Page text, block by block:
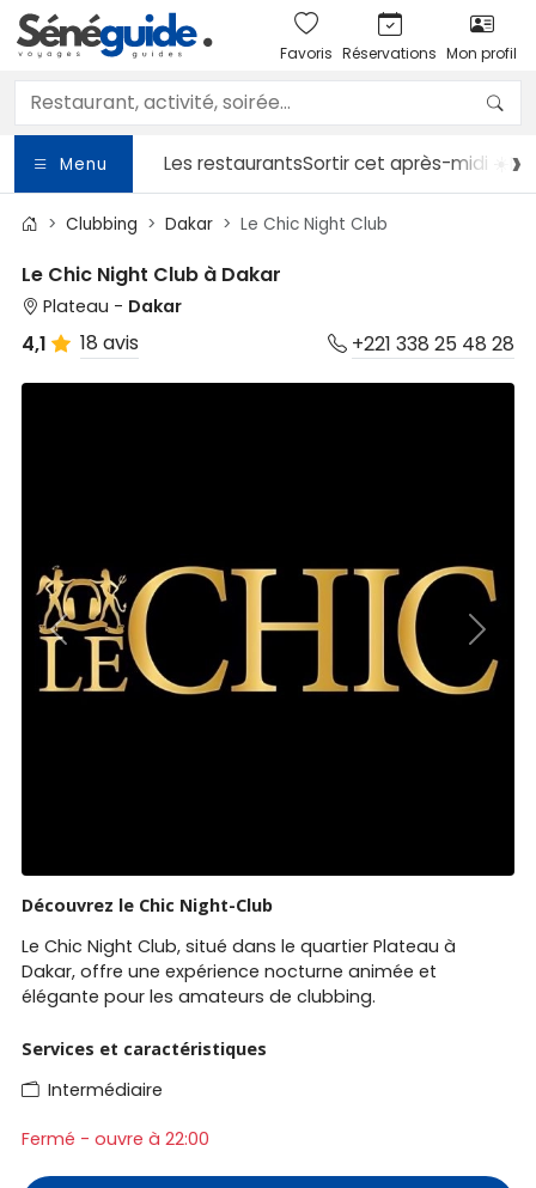
Favoris Réservations Mon profil
Menu Les restaurantsSortircet après-midi ☀️
Clubbing Dakar Le Chic Night Club
Le Chic Night Club à Dakar
Plateau - Dakar
4,1 18 avis +221 338 25 48 28
Previous Next
Découvrez le Chic Night-Club
Le Chic Night Club, situé dans le quartier Plateau à
Dakar, offre une expérience nocturne animée et
élégante pour les amateurs de clubbing.
Services et caractéristiques
Intermédiaire
Fermé - ouvre à 22:00